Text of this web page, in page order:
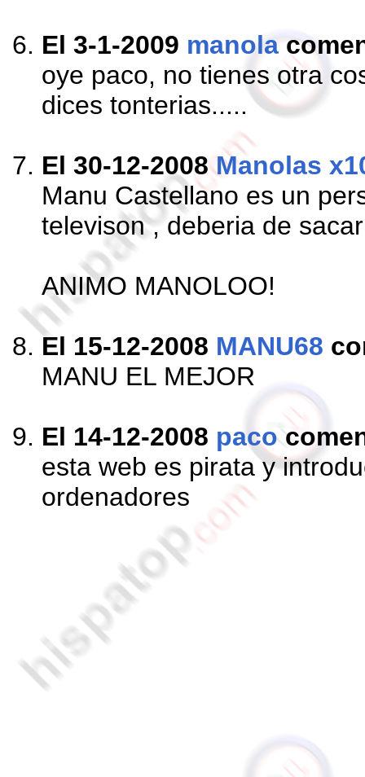
El 3-1-2009 manola
oye paco, no tienes otra
dices tonterias.....
El 30-12-2008Manolas
Manu Castellano es un
televison , deberia de
ANIMO MANOLOO!
El 15-12-2008 MANU68
MANU EL MEJOR
El 14-12-2008 paco
esta web es pirata y
ordenadores